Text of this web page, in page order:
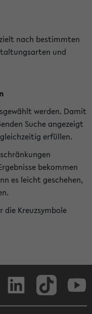
nach bestimmten
und
werden. Damit
Suche angezeigt
erfüllen.
bekommen
es leicht geschehen,
die Kreuzsymbole